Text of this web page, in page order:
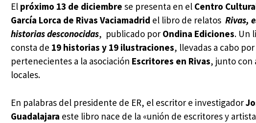
El próximo 13 de diciembre se presenta en el Centro
García Lorca de Rivas Vaciamadrid el libro de relatosRivas,
historias desconocidas, publicado por Ondina Ediciones. Un
consta de 19 historias y 19 ilustraciones, llevadas a cabo
pertenecientes a la asociación Escritores en Rivas, junto con
locales.
En palabras del presidente de ER, el escritor e investigador
Guadalajara este libro nace de la «unión de escritores y